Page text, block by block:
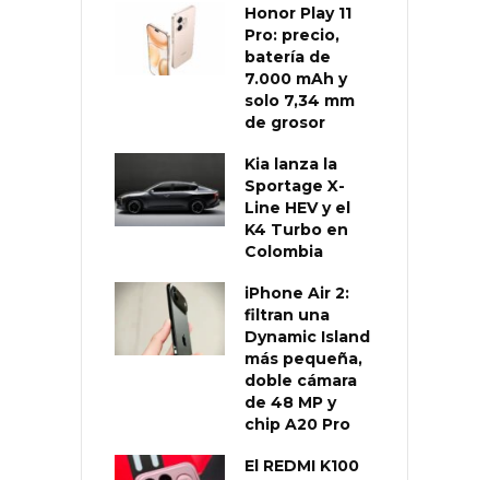
Honor Play 11
Pro: precio,
batería de
7.000 mAh y
solo 7,34 mm
de grosor
Kia lanza la
Sportage X-
Line HEV y el
K4 Turbo en
Colombia
iPhone Air 2:
filtran una
Dynamic Island
más pequeña,
doble cámara
de 48 MP y
chip A20 Pro
El REDMI K100